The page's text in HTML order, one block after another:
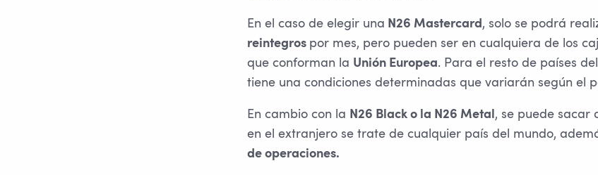
En el caso de elegir una N26 Mastercard, solo se podrá
reintegros por mes, pero pueden ser en cualquiera de los
que conforman la Unión Europea. Para el resto de países
tiene una condiciones determinadas que variarán según el
En cambio con la N26 Black o la N26 Metal, se puede sacar
en el extranjero se trate de cualquier país del mundo,
de operaciones.